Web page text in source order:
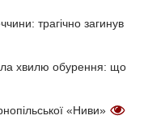
трагічно загинув
хвилю обурення: що
«Ниви»